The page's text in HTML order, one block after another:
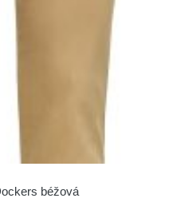
béžová